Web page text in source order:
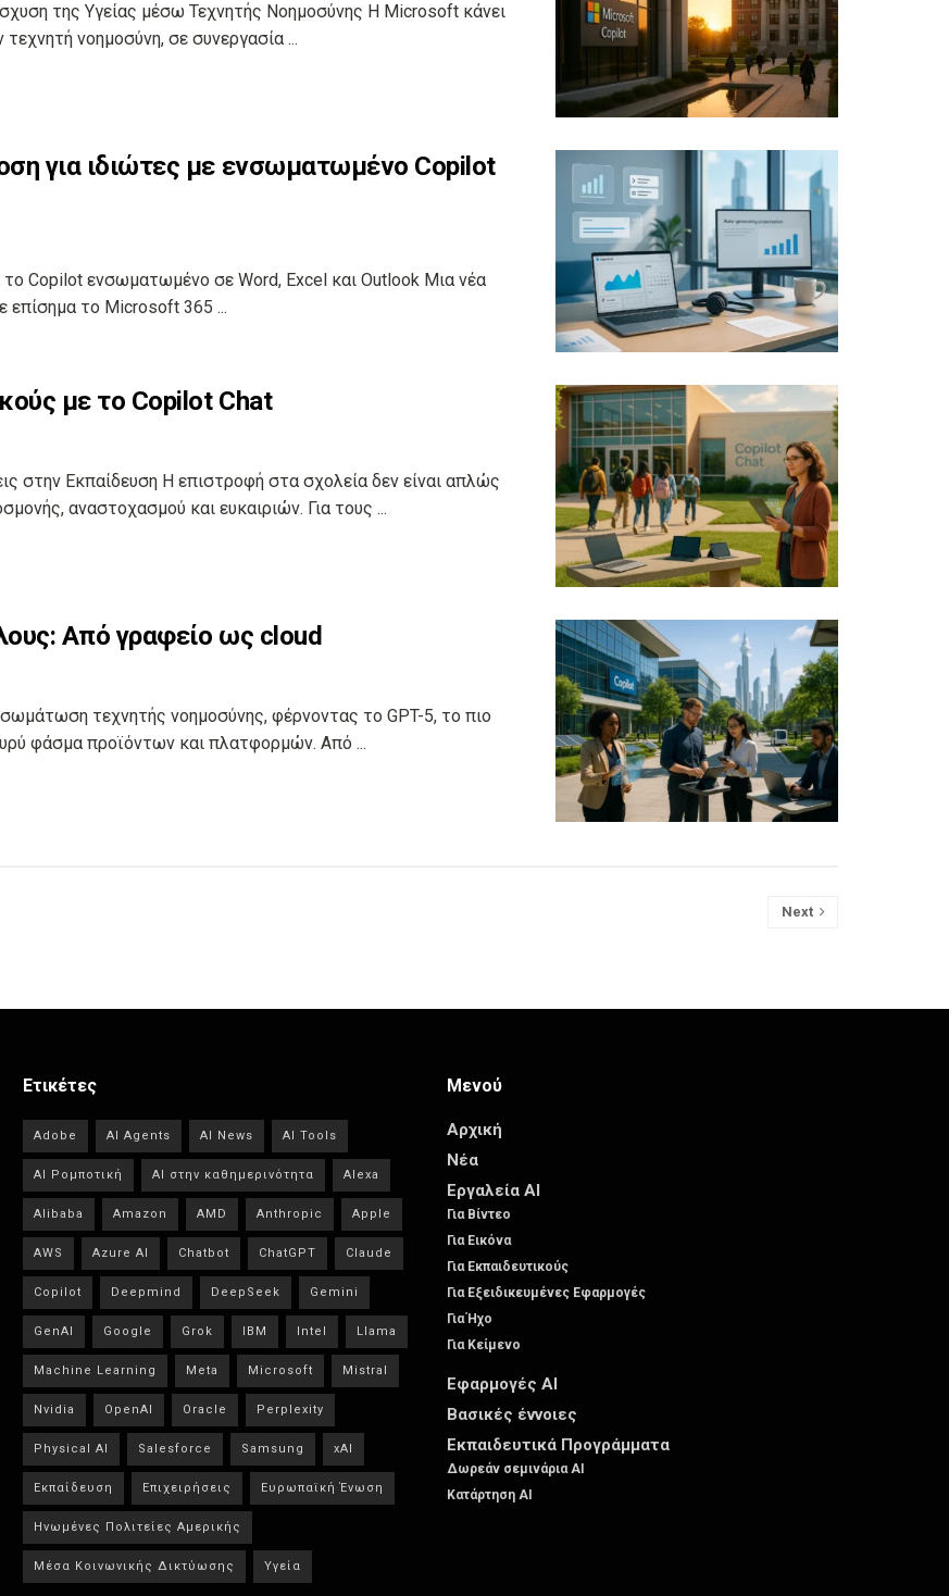
της Υγείας μέσω Τεχνητής Νοημοσύνης Η Microsoft κάνει
νοημοσύνη, σε συνεργασία ...
για ιδιώτες με ενσωματωμένο Copilot
Copilot ενσωματωμένο σε Word, Excel και Outlook Μια νέα
το Microsoft 365 ...
με το Copilot Chat
στην Εκπαίδευση Η επιστροφή στα σχολεία δεν είναι απλώς
αναστοχασμού και ευκαιριών. Για τους ...
Από γραφείο ως cloud
τεχνητής νοημοσύνης, φέρνοντας το GPT-5, το πιο
φάσμα προϊόντων και πλατφορμών. Από ...
Next
Ετικέτες
Adobe AI Agents AI News AI Tools
AI Ρομποτική AI στην καθημερινότητα Alexa
Alibaba Amazon AMD Anthropic Apple
AWS Azure AI Chatbot ChatGPT Claude
Copilot Deepmind DeepSeek Gemini
GenAI Google Grok IBM Intel Llama
Machine Learning Meta Microsoft Mistral
Nvidia OpenAI Oracle Perplexity
Physical AI Salesforce Samsung xAI
Εκπαίδευση Επιχειρήσεις Ευρωπαϊκή Ένωση
Ηνωμένες Πολιτείες Αμερικής
Μέσα Κοινωνικής Δικτύωσης Υγεία
Μενού
Αρχική
Νέα
Εργαλεία AI
Για Βίντεο
Για Εικόνα
Για Εκπαιδευτικούς
Για Εξειδικευμένες Εφαρμογές
Για Ήχο
Για Κείμενο
Εφαρμογές AI
Βασικές έννοιες
Εκπαιδευτικά Προγράμματα
Δωρεάν σεμινάρια AI
Κατάρτηση AI